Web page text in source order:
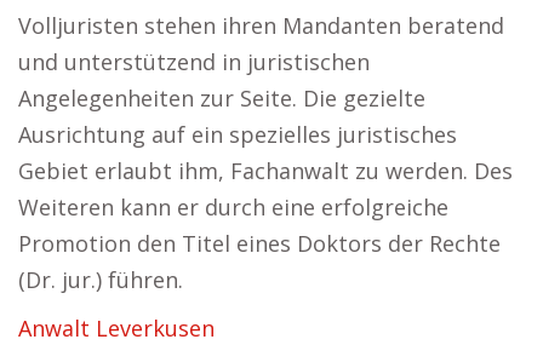
Volljuristen stehen ihren Mandanten beratend
und unterstützend in juristischen
Angelegenheiten zur Seite. Die gezielte
Ausrichtung auf ein spezielles juristisches
Gebiet erlaubt ihm, Fachanwalt zu werden. Des
Weiteren kann er durch eine erfolgreiche
Promotion den Titel eines Doktors der Rechte
(Dr. jur.) führen.
Anwalt Leverkusen